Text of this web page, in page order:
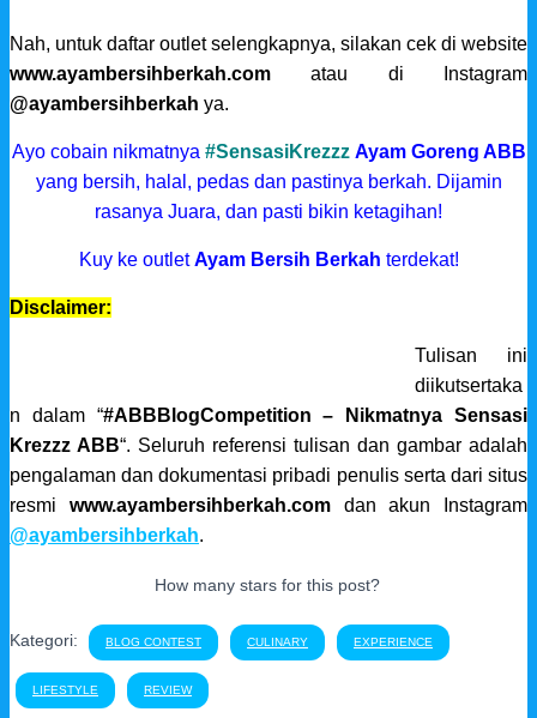
Nah, untuk daftar outlet selengkapnya, silakan cek di website
www.ayambersihberkah.com atau di Instagram
@ayambersihberkah ya.
Ayo cobain nikmatnya #SensasiKrezzz Ayam Goreng ABB
yang bersih, halal, pedas dan pastinya berkah. Dijamin
rasanya Juara, dan pasti bikin ketagihan!
Kuy ke outletAyam Bersih Berkah terdekat!
Disclaimer:
Tulisan ini
diikutsertaka
n dalam “#ABBBlogCompetition – Nikmatnya Sensasi
Krezzz ABB“. Seluruh referensi tulisan dan gambar adalah
pengalaman dan dokumentasi pribadi penulis serta dari situs
resmi www.ayambersihberkah.comdan akun
Instagram
@ayambersihberkah.
How many stars for this post?
Kategori: BLOG CONTEST CULINARY EXPERIENCE
LIFESTYLE REVIEW